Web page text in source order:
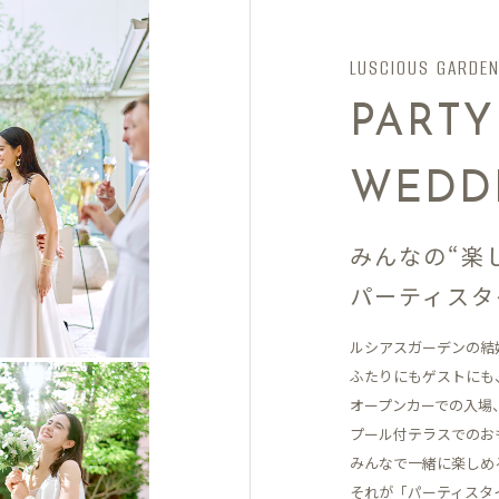
LUSCIOUS GARDEN
みんなの“楽
パーティス
ルシアスガーデンの
ふたりにもゲストにも
オープンカーでの入
プール付テラスでのお
みんなで一緒に楽し
それが「パーティス